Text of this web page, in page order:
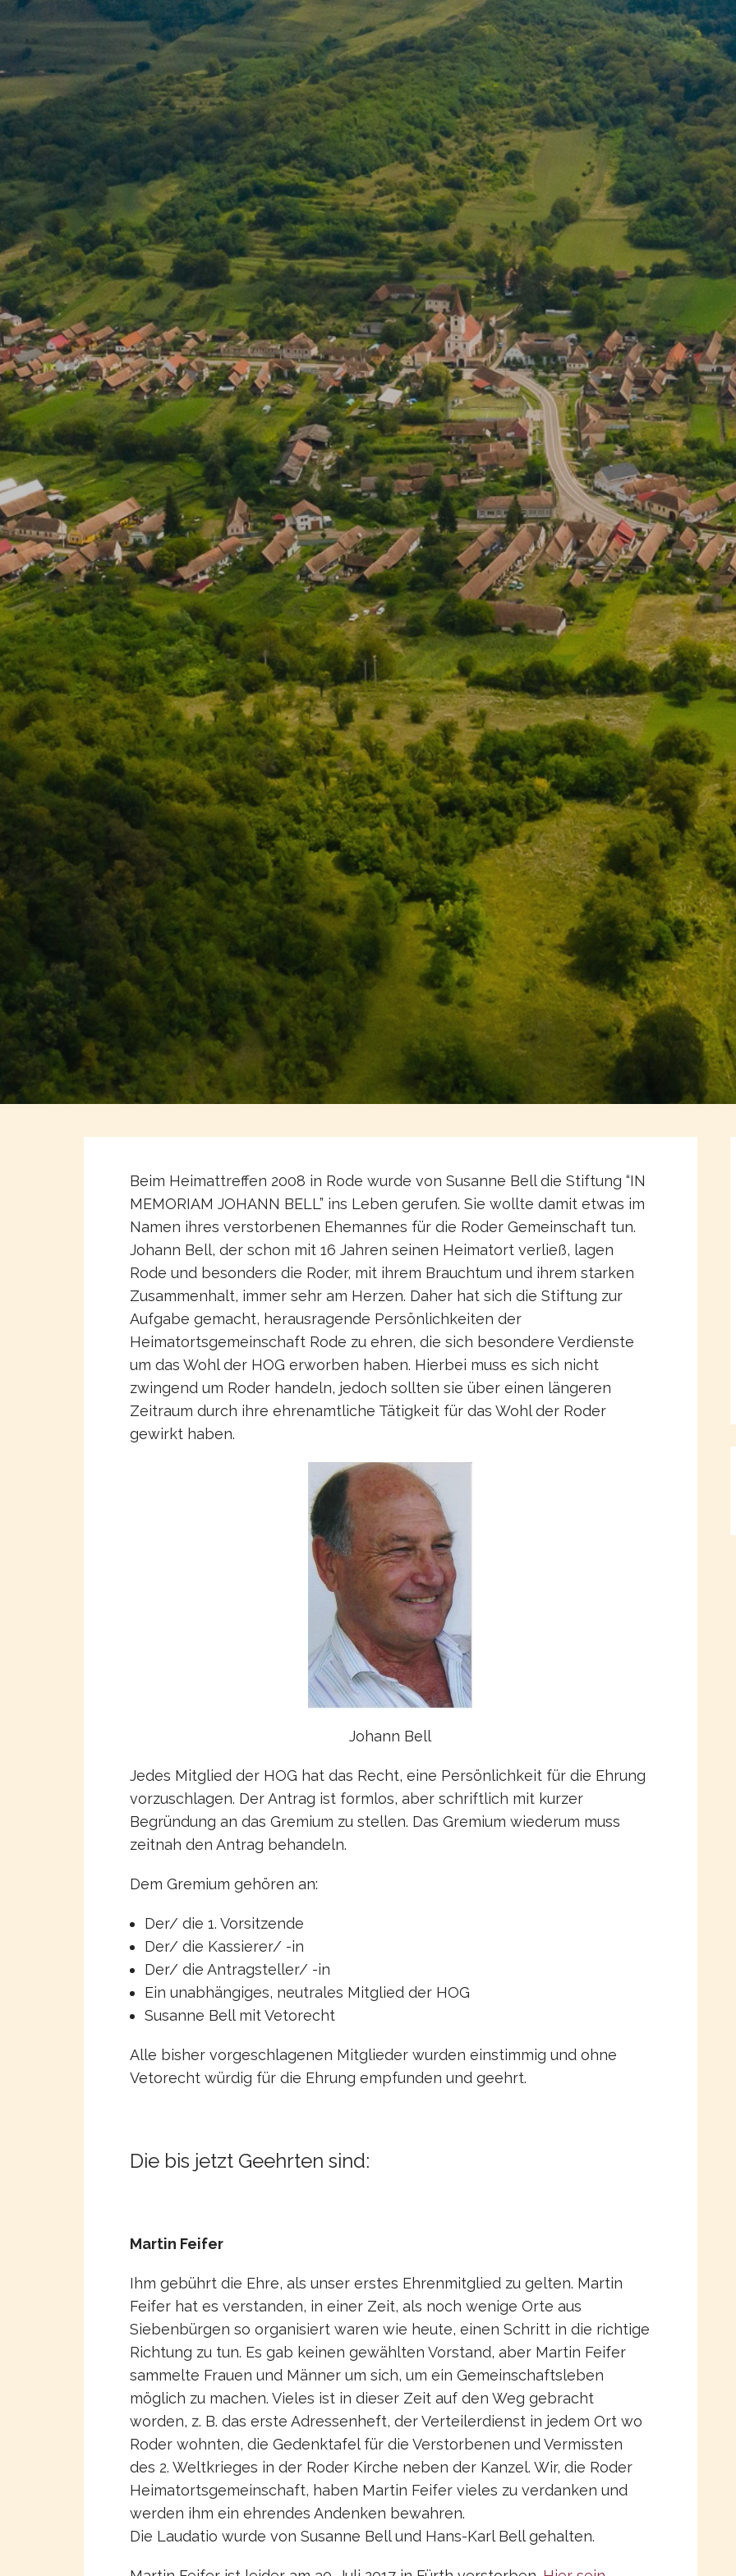
Beim Heimattreffen 2008 in Rode wurde von Susanne Bell die Stiftung “IN
MEMORIAM JOHANN BELL” ins Leben gerufen. Sie wollte damit etwas im
Namen ihres verstorbenen Ehemannes für die Roder Gemeinschaft tun.
Johann Bell, der schon mit 16 Jahren seinen Heimatort verließ, lagen
Rode und besonders die Roder, mit ihrem Brauchtum und ihrem starken
Zusammenhalt, immer sehr am Herzen. Daher hat sich die Stiftung zur
Aufgabe gemacht, herausragende Persönlichkeiten der
Heimatortsgemeinschaft Rode zu ehren, die sich besondere Verdienste
um das Wohl der HOG erworben haben. Hierbei muss es sich nicht
zwingend um Roder handeln, jedoch sollten sie über einen längeren
Zeitraum durch ihre ehrenamtliche Tätigkeit für das Wohl der Roder
gewirkt haben.
Johann Bell
Jedes Mitglied der HOG hat das Recht, eine Persönlichkeit für die Ehrung
vorzuschlagen. Der Antrag ist formlos, aber schriftlich mit kurzer
Begründung an das Gremium zu stellen. Das Gremium wiederum muss
zeitnah den Antrag behandeln.
Dem Gremium gehören an:
Der/ die 1. Vorsitzende
Der/ die Kassierer/ -in
Der/ die Antragsteller/ -in
Ein unabhängiges, neutrales Mitglied der HOG
Susanne Bell mit Vetorecht
Alle bisher vorgeschlagenen Mitglieder wurden einstimmig und ohne
Vetorecht würdig für die Ehrung empfunden und geehrt.
Die bis jetzt Geehrten sind:
Martin Feifer
Ihm gebührt die Ehre, als unser erstes Ehrenmitglied zu gelten. Martin
Feifer hat es verstanden, in einer Zeit, als noch wenige Orte aus
Siebenbürgen so organisiert waren wie heute, einen Schritt in die richtige
Richtung zu tun. Es gab keinen gewählten Vorstand, aber Martin Feifer
sammelte Frauen und Männer um sich, um ein Gemeinschaftsleben
möglich zu machen. Vieles ist in dieser Zeit auf den Weg gebracht
worden, z. B. das erste Adressenheft, der Verteilerdienst in jedem Ort wo
Roder wohnten, die Gedenktafel für die Verstorbenen und Vermissten
des 2. Weltkrieges in der Roder Kirche neben der Kanzel. Wir, die Roder
Heimatortsgemeinschaft, haben Martin Feifer vieles zu verdanken und
werden ihm ein ehrendes Andenken bewahren.
Die Laudatio wurde von Susanne Bell und Hans-Karl Bell gehalten.